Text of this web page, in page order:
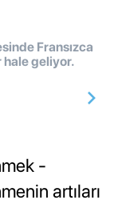
Fransızca
geliyor.
-
artıları